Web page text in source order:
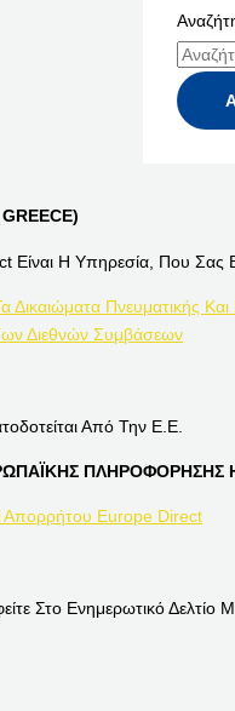
Η Υπηρεσία, Που Σας
Δικαιώματα Πνευματικής
Διεθνών Συμβάσεων
Από Την Ε.Ε.
ΠΛΗΡΟΦΟΡΗΣΗΣ
Europe Direct
Στο Ενημερωτικό Δελτίο